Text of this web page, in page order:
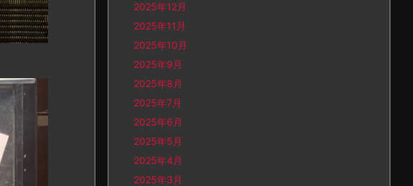
2025年12月
2025年11月
2025年10月
2025年9月
2025年8月
2025年7月
2025年6月
2025年5月
2025年4月
2025年3月